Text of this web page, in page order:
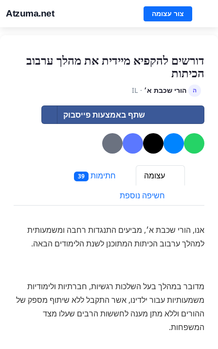
Atzuma.net צור עצומה
דורשים להקפיא מיידית את מהלך ערבוב
הכיתות
ה הורי שכבת א׳ · IL
שתף באמצעות פייסבוק
עצומה חתימות 39
חשיפה נוספת
אנו, הורי שכבת א׳, מביעים התנגדות רחבה ומשמעותית
למהלך ערבוב הכיתות המתוכנן לשנת הלימודים הבאה.
מדובר במהלך בעל השלכות רגשיות, חברתיות ולימודיות
משמעותיות עבור ילדינו, אשר התקבל ללא שיתוף מספק של
ההורים וללא מתן מענה לחששות הרבים שעלו מצד
המשפחות.